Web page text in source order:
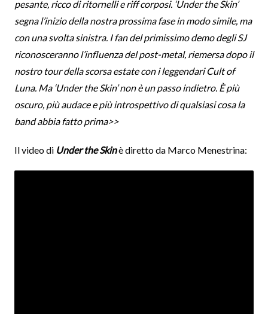
pesante, ricco di ritornelli e riff corposi. ‘Under the Skin’
segna l’inizio della nostra prossima fase in modo simile, ma
con una svolta sinistra. I fan del primissimo demo degli SJ
riconosceranno l’influenza del post-metal, riemersa dopo il
nostro tour della scorsa estate con i leggendari Cult of
Luna. Ma ‘Under the Skin’ non è un passo indietro. È più
oscuro, più audace e più introspettivo di qualsiasi cosa la
band abbia fatto prima>>
Il video di Under the Skinè diretto da Marco Menestrina: